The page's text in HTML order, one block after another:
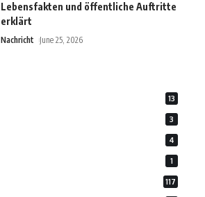
Lebensfakten und öffentliche Auftritte
erklärt
Nachricht June 25, 2026
13
3
4
1
117